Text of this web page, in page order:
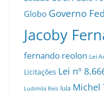
Globo Governo
Jacoby
fernando reolon Lei
Licitações Lei nº
Ludimila Reis lula Michel